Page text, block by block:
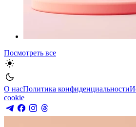
Посмотреть все
О насПолитика конфиденциальности
cookie